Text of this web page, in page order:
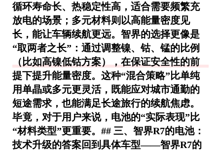
循环寿命长、热稳定性高 ，适合需要频繁充
放电的场景；多元材料则以高能量密度见
长，能让车辆续航更远。智界的选择更像是
“取两者之长”：通过调整镍、钴、锰的比例
（比如高镍低钴方案），在保证安全性的前
提下提升能量密度。这种“混合策略”比单纯
用单晶或多元更灵活，既能应对城市通勤的
短途需求，也能满足长途旅行的续航焦虑。
毕竟，对于用户来说，电池的“实际表现”比
“材料类型”更重要。## 三、智界R7的电池：
技术升级的答案回到具体车型——智界R7的